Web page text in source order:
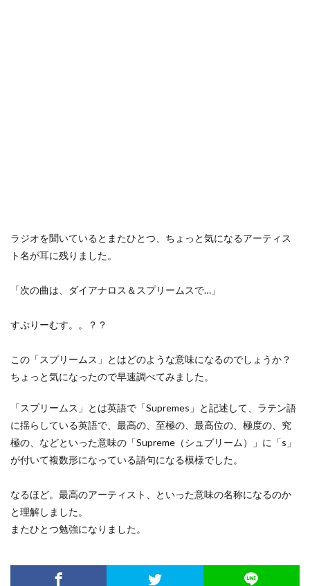
ラジオを聞いているとまたひとつ、ちょっと気になるアーティス
ト名が耳に残りました。
「次の曲は、ダイアナロス＆スプリームスで…」
すぷりーむす。。？？
この「スプリームス」とはどのような意味になるのでしょうか？
ちょっと気になったので早速調べてみました。
「スプリームス」とは英語で「Supremes」と記述して、ラテン語
に揺らしている英語で、最高の、至極の、最高位の、極度の、究
極の、などといった意味の「Supreme（シュプリーム）」に「s」
が付いて複数形になっている語句になる模様でした。
なるほど。最高のアーティスト、といった意味の名称になるのか
と理解しました。
またひとつ勉強になりました。